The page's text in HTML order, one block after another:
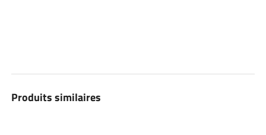
Produits similaires